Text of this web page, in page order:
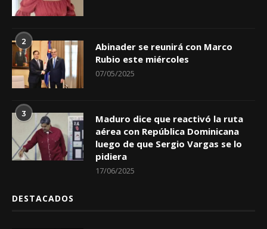
2
Abinader se reunirá con Marco
Rubio este miércoles
07/05/2025
3
Maduro dice que reactivó la ruta
aérea con República Dominicana
luego de que Sergio Vargas se lo
pidiera
17/06/2025
DESTACADOS